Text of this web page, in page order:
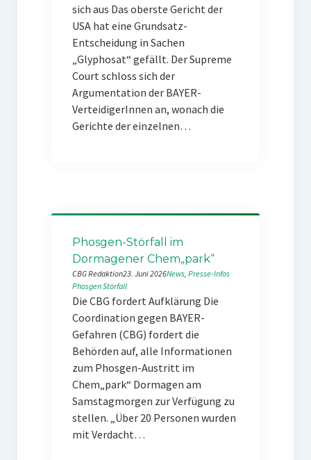
sich aus Das oberste Gericht der
USA hat eine Grundsatz-
Entscheidung in Sachen
„Glyphosat“ gefällt. Der Supreme
Court schloss sich der
Argumentation der BAYER-
VerteidigerInnen an, wonach die
Gerichte der einzelnen…
Phosgen-Störfall im
Dormagener Chem„park“
CBG Redaktion23. Juni 2026News, Presse-Infos
PhosgenStörfall
Die CBG fordert Aufklärung Die
Coordination gegen BAYER-
Gefahren (CBG) fordert die
Behörden auf, alle Informationen
zum Phosgen-Austritt im
Chem„park“ Dormagen am
Samstagmorgen zur Verfügung zu
stellen. „Über 20 Personen wurden
mit Verdacht…